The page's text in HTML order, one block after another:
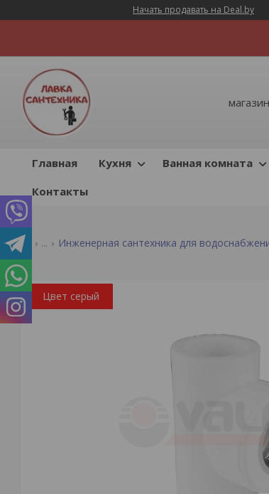
Начать продавать на Deal.by
Главная Кухня Ванная комната
Контакты
... Инженерная сантехника для
Цвет серый